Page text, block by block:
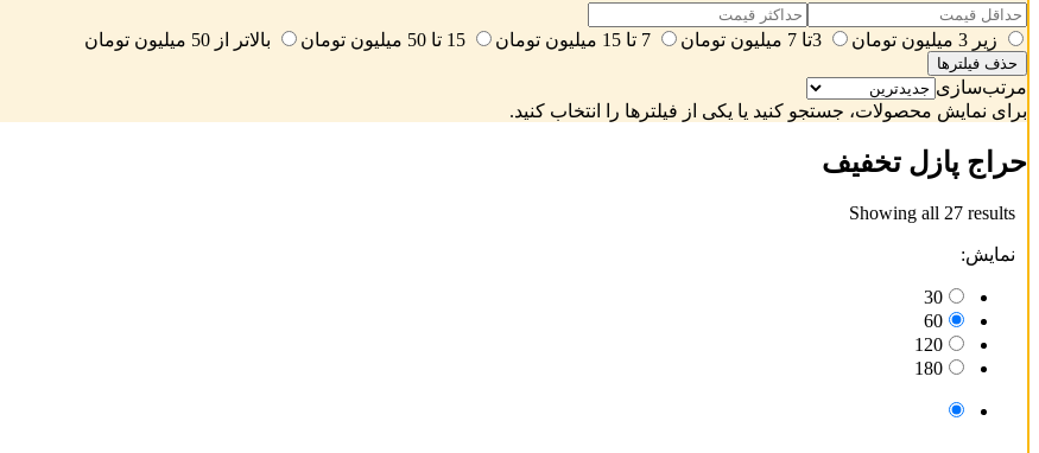
زیر 3 میلیون تومان 3تا 7 میلیون تومان 7 تا 15 میلیون تومان 15 تا 50 میلیون تومان بالاتر از 50 میلیون تومان
حذف فیلترها
مرتب‌سازی
برای نمایش محصولات، جستجو کنید یا یکی از فیلترها را انتخاب کنید.
حراج پازل تخفیف
Showing all 27 results
نمایش:
30
60
120
180